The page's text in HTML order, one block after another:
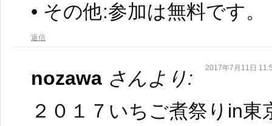
• その他:参加は無料です。
返信
nozawa さんより: 2017年7月11日
２０１７いちご煮祭りin